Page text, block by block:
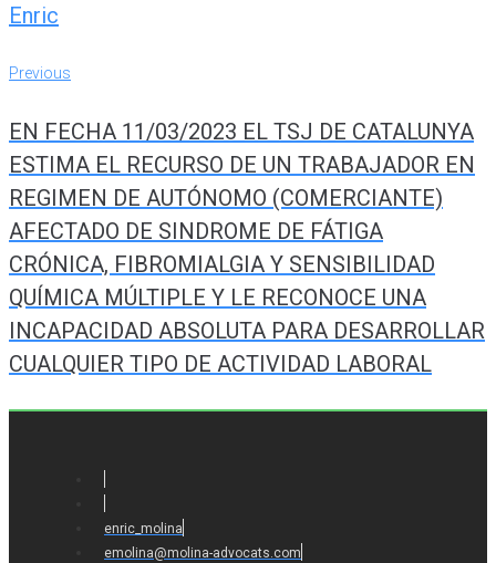
Enric
Navegación
entradas
Previous
Previous
EN FECHA 11/03/2023 EL TSJ DE CATALUNYA
ESTIMA EL RECURSO DE UN TRABAJADOR EN
REGIMEN DE AUTÓNOMO (COMERCIANTE)
AFECTADO DE SINDROME DE FÁTIGA
CRÓNICA, FIBROMIALGIA Y SENSIBILIDAD
QUÍMICA MÚLTIPLE Y LE RECONOCE UNA
INCAPACIDAD ABSOLUTA PARA DESARROLLAR
CUALQUIER TIPO DE ACTIVIDAD LABORAL
enric_molina
emolina@molina-advocats.com